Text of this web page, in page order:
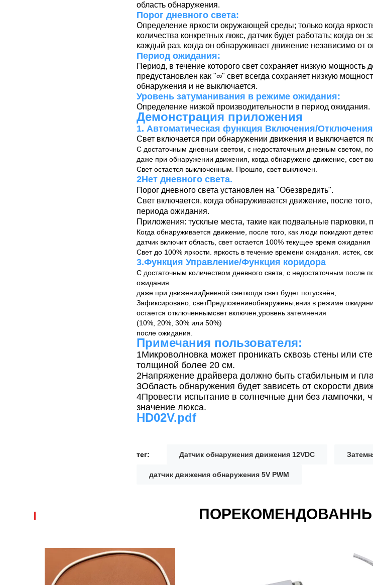
область обнаружения.
Порог дневного света:
Определение яркости окружающей среды; только когда
количества конкретных люкс, датчик будет работать; когда он
каждый раз, когда он обнаруживает движение независимо от
Период ожидания:
Период, в течение которого свет сохраняет низкую мощность
предустановлен как "∞" свет всегда сохраняет низкую
обнаружения и не выключается.
Уровень затуманивания в режиме ожидания:
Определение низкой производительности в период ожидания.
Демонстрация приложения
1. Автоматическая функция Включения/
Свет включается при обнаружении движения и выключается
С достаточным дневным светом, с недостаточным дневным светом,
даже при обнаружении движения, когда обнаружено движение, свет
Свет остается выключенным. Прошло, свет выключен.
2Нет дневного света.
Порог дневного света установлен на "Обезвредить".
Свет включается, когда обнаруживается движение, после
периода ожидания.
Приложения: тусклые места, такие как подвальные парковки,
Когда обнаруживается движение, после того, как люди покидают
датчик включит область, свет остается 100% текущее время ожидания
Свет до 100% яркости. яркость в течение времени ожидания. истек,
3.Функция Управление/Функция коридора
С достаточным количеством дневного света, с недостаточным после
ожидания
даже при движенииДневной светкогда свет будет потускнён,
Зафиксировано, светПредложениеобнаружены, вниз в режиме
остается отключеннымсвет включен, уровень затемнения
(10%, 20%, 30% или 50%)
после ожидания.
Примечания пользователя:
1Микроволновка может проникать сквозь стены или
толщиной более 20 см.
2Напряжение драйвера должно быть стабильным и
3Область обнаружения будет зависеть от скорости
4Провести испытание в солнечные дни без лампочки,
значение люкса.
HD02V.pdf
тег: Датчик обнаружения движения 12VDC
датчик движения обнаружения 5V PWM